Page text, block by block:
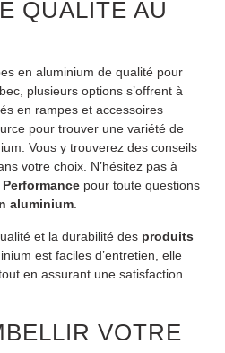
QUALITÉ AU
en aluminium de qualité pour
plusieurs options s’offrent à
en rampes et accessoires
pour trouver une variété de
Vous y trouverez des conseils
votre choix. N’hésitez pas à
pour toute questions
aluminium.
et la durabilité des produits
est faciles d’entretien, elle
en assurant une satisfaction
VOTRE